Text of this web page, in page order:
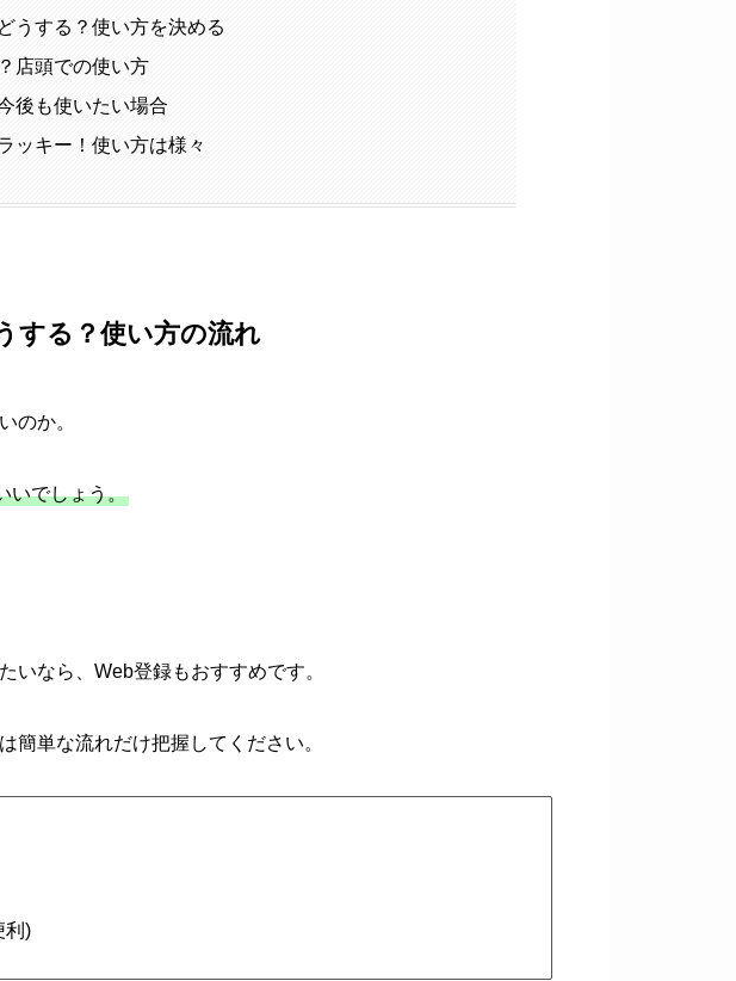
うする？使い方を決める
店頭での使い方
後も使いたい場合
ッキー！使い方は様々
する？使い方の流れ
のか。
いでしょう。
いなら、Web登録もおすすめです。
簡単な流れだけ把握してください。
利)